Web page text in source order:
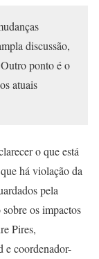
discussão,
ponto é o
atuais
o que está
há violação da
pela
os impactos
Pires,
e coordenador-